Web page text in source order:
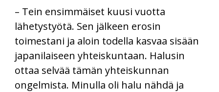
– Tein ensimmäiset kuusi vuotta
lähetystyötä. Sen jälkeen erosin
toimestani ja aloin todella kasvaa sisään
japanilaiseen yhteiskuntaan. Halusin
ottaa selvää tämän yhteiskunnan
ongelmista. Minulla oli halu nähdä ja